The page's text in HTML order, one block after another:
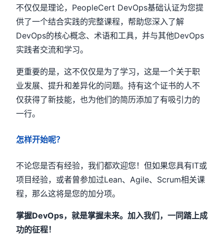
不仅仅是理论，PeopleCert DevOps基础认证为您提
供了一个结合实践的完整课程，帮助您深入了解
DevOps的核心概念、术语和工具，并与其他DevOps
实践者交流和学习。
更重要的是，这不仅仅是为了学习，这是一个关于职
业发展、提升和差异化的问题。持有这个证书的人不
仅获得了新技能，也为他们的简历添加了有吸引力的
一行。
怎样开始呢？
不论您是否有经验，我们都欢迎您！但如果您具有IT或
项目经验，或者曾参加过Lean、Agile、Scrum相关课
程，那么这将是您的加分项。
掌握DevOps，就是掌握未来。加入我们，一同踏上成
功的征程！